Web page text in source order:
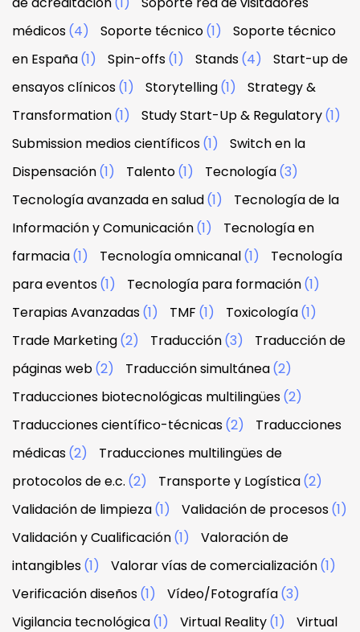
médicos(4) Soporte técnico(1)
Soporte técnico
en España(1) Spin-offs(1) Stands(4)
Start-up de
ensayos clínicos(1) Storytelling(1)
Strategy &
Transformation(1) Study Start-Up & Regulatory(1)
Submission medios científicos(1)
Switch en la
Dispensación(1) Talento(1) Tecnología(3)
Tecnología avanzada en salud(1)
Tecnología de la
Información y Comunicación(1)
Tecnología en
farmacia(1) Tecnología omnicanal(1)
Tecnología
para eventos(1) Tecnología para formación(1)
Terapias Avanzadas(1) TMF (1) Toxicología(1)
Trade Marketing(2) Traducción(3)
Traducción de
páginas web(2) Traducción simultánea(2)
Traducciones biotecnológicas multilingües(2)
Traducciones científico-técnicas(2)
Traducciones
médicas(2)
Traducciones multilingües de
protocolos de e.c. (2) Transporte y Logística(2)
Validación de limpieza(1) Validación de procesos(1)
Validación y Cualificación(1)
Valoración de
intangibles(1) Valorar vías de comercialización(1)
Verificación diseños(1) Vídeo/Fotografía(3)
Vigilancia tecnológica(1) Virtual Reality(1)
Virtual